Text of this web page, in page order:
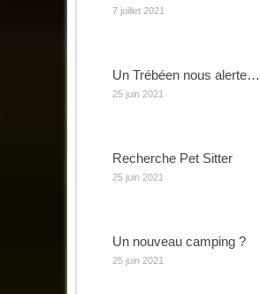
7 juillet 2021
Un Trébéen nous alerte…
25 juin 2021
Recherche Pet Sitter
25 juin 2021
Un nouveau camping ?
25 juin 2021